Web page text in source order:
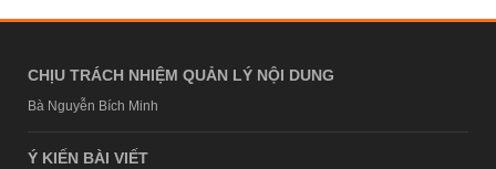
CHỊU TRÁCH NHIỆM QUẢN LÝ NỘI DUNG
Bà Nguyễn Bích Minh
Ý KIẾN BÀI VIẾT